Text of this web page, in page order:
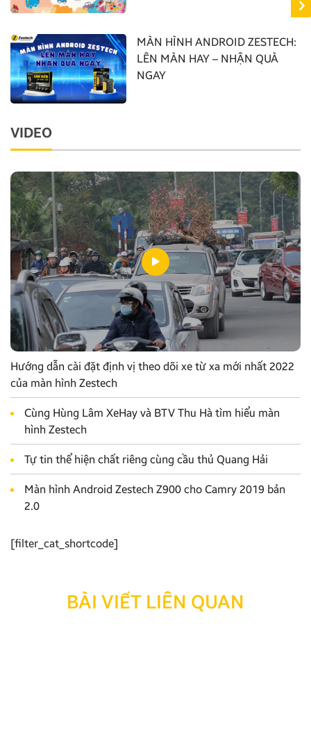
MÀN HÌNH ANDROID ZESTECH:
LÊN MÀN HAY – NHẬN QUÀ
NGAY
VIDEO
Hướng dẫn cài đặt định vị theo dõi xe từ xa mới nhất 2022
của màn hình Zestech
Cùng Hùng Lâm XeHay và BTV Thu Hà tìm hiểu màn
hình Zestech
Tự tin thể hiện chất riêng cùng cầu thủ Quang Hải
Màn hình Android Zestech Z900 cho Camry 2019 bản
2.0
[filter_cat_shortcode]
BÀI VIẾT LIÊN QUAN